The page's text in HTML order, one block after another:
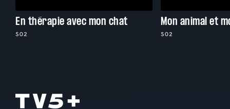
En thérapie avec mon chat
S02
Mon animal et
S02